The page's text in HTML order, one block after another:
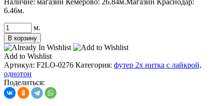
Наличие: магазин Кемерово: 26.84м.Магазин Краснодар:
6.46м.
Количество
товара
футер
2х
нитка
с
лайкрой,
цв.
петроль
м.
В корзину
Add to Wishlist
Артикул: F2LO-0276 Категория: футер 2х нитка с лайкрой,
однотон
Поделиться: